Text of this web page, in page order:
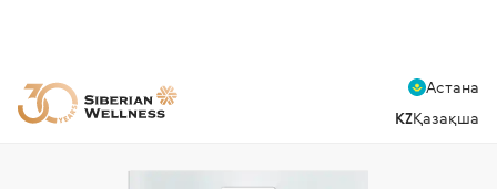
Астана
KZҚазақша